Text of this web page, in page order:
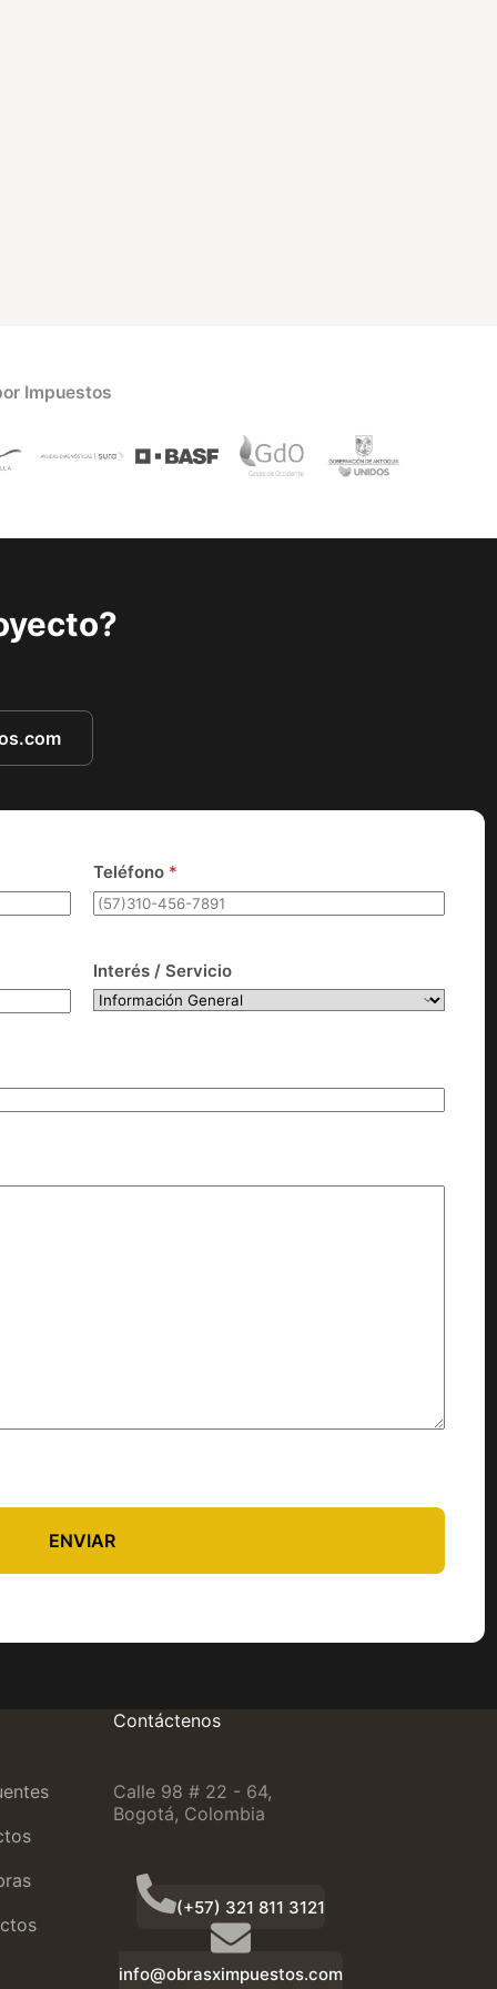
Impuestos
Teléfono *
Interés / Servicio
ENVIAR
Contáctenos
Calle 98 # 22 - 64,
Bogotá, Colombia
(+57) 321 811 3121
info@obrasximpuestos.com